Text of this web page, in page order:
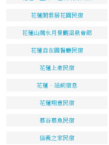
花蓮閒雲居花園民宿
花蓮山灣水月景觀溫泉會館
花蓮自在園餐廳民宿
花蓮上豪民宿
花蓮‧站前宿息
花蓮翔意民宿
慕谷慕魚民宿
信義之家民宿